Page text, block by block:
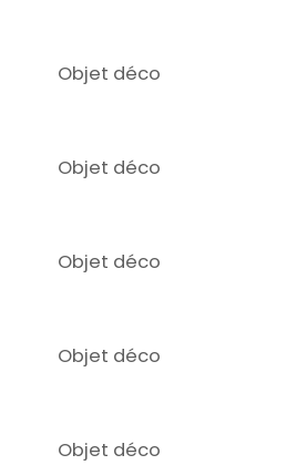
Objet déco
Objet déco
Objet déco
Objet déco
Objet déco